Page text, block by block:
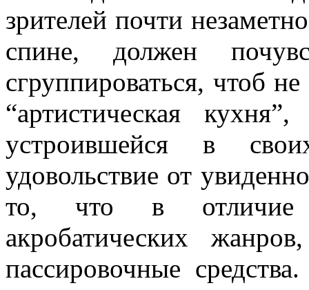
зрителей почти
спине, должен
сгруппироваться, чтоб
“артистическая
устроившейся в
удовольствие от
то, что в отличие
акробатических
пассировочные